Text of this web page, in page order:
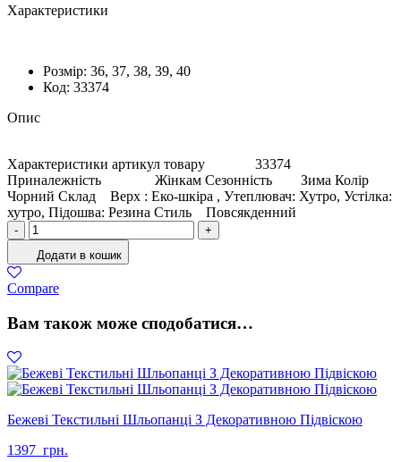
Характеристики
Розмiр: 36, 37, 38, 39, 40
Код: 33374
Опис
Характеристики артикул товару 33374
Приналежність Жінкам Сезонність Зима Колір
Чорний Склад Верх : Еко-шкіра , Утеплювач: Хутро, Устілка:
хутро, Підошва: Резина Стиль Повсякденний
Кросівки
Жіночі
Зима
Еко-
шкіра
кількість
-
+
Додати в кошик
Compare
Вам також може сподобатися…
Бежеві Текстильні Шльопанці З Декоративною Підвіскою
1397 грн.